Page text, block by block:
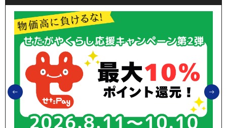
前のスライドを表示